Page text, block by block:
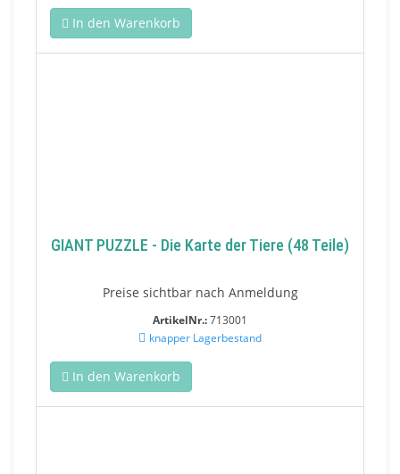
In den Warenkorb
GIANT PUZZLE - Die Karte der Tiere (48 Teile)
Preise sichtbar nach Anmeldung
ArtikelNr.:713001
knapper Lagerbestand
In den Warenkorb